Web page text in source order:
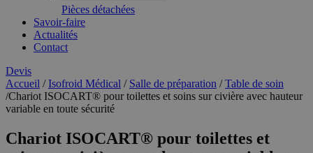
Pièces détachées
Savoir-faire
Actualités
Contact
Devis
Accueil /Isofroid Médical / Salle de préparation /Table de soin
/Chariot ISOCART® pour toilettes et soins sur civière avec hauteur
variable en toute sécurité
Chariot ISOCART® pour toilettes et